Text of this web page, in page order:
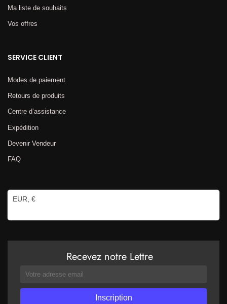
Ma liste de souhaits
Vos offres
SERVICE CLIENT
Modes de paiement
Retours de produits
Centre d’assistance
Expédition
Devenir Vendeur
FAQ
EUR, €
Recevez notre Lettre